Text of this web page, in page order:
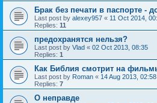
Брак без печати в паспорте -
Last post by alexey957 « 11 Oct 2014,
Replies: 11
предохранятся нельзя?
Last post by Vlad « 02 Oct 2013, 08:35
Replies: 1
Как Библия смотрит на
Last post by Roman « 14 Aug 2013, 02:58
Replies: 7
О неправде